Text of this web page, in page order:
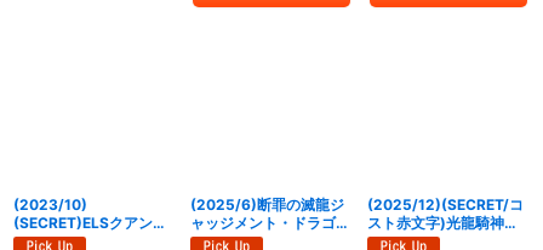
(2023/10)
(SECRET)ELSクアンタ
【XX-SEC】{CB29-
(2025/6)断罪の滅龍ジ
ャッジメント・ドラゴニ
ス(CHAMPION)【X】
(2025/12)(SECRET/コ
スト赤文字)光龍騎神サ
ジット・アポロドラゴン